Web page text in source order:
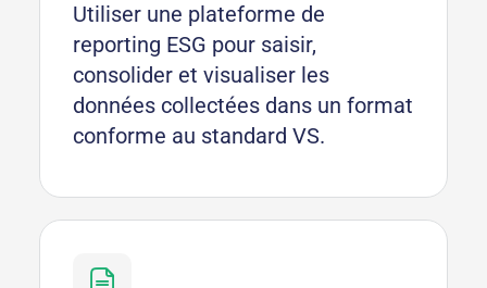
Utiliser une plateforme de
reporting ESG pour saisir,
consolider et visualiser les
données collectées dans un format
conforme au standard VS.